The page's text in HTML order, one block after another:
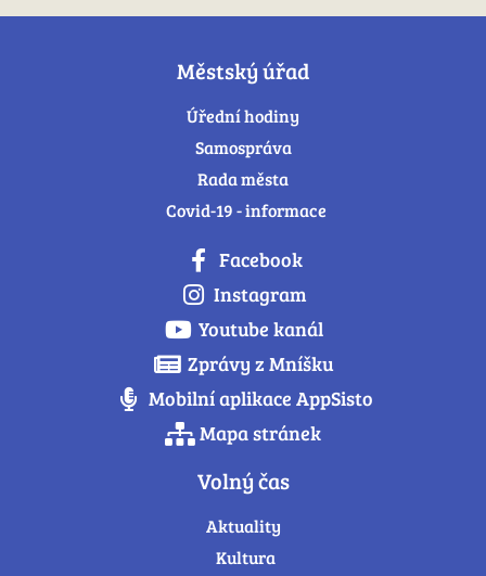
Městský úřad
Úřední hodiny
Samospráva
Rada města
Covid-19 - informace
Facebook
Instagram
Youtube kanál
Zprávy z Mníšku
Mobilní aplikace AppSisto
Mapa stránek
Volný čas
Aktuality
Kultura